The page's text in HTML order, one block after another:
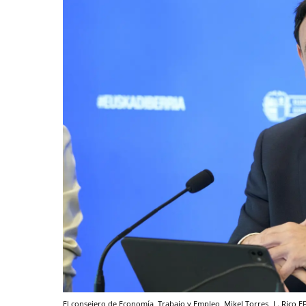
El consejero de Economía, Trabajo y Empleo, Mikel Torres L. Rico